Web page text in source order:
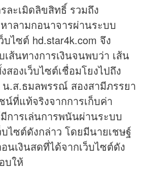
ละเมิดลิขสิทธิ์ รวมถึง
าลามกอนาจารผ่านระบบ
บไซต์ hd.star4k.com จึง
ส้นทางการเงินจนพบว่า เส้น
สองเว็บไซต์เชื่อมโยงไปถึง
.ส.ธมลพรรณ์ สองสามีภรรยา
ที่แท้จริงจากการเก็บค่า
การเล่นการพนันผ่านระบบ
ไซต์ดังกล่าว โดยมีนายเชษฐ์
นเงินสดที่ได้จากเว็บไซต์ดัง
บให้